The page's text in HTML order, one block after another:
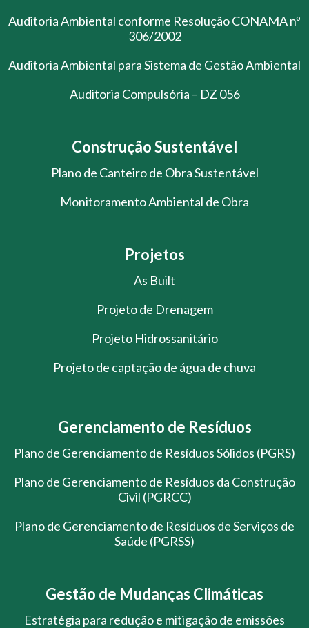
Auditoria Ambiental conforme Resolução CONAMA nº
306/2002
Auditoria Ambiental para Sistema de Gestão Ambiental
Auditoria Compulsória – DZ 056
Construção Sustentável
Plano de Canteiro de Obra Sustentável
Monitoramento Ambiental de Obra
Projetos
As Built
Projeto de Drenagem
Projeto Hidrossanitário
Projeto de captação de água de chuva
Gerenciamento de Resíduos
Plano de Gerenciamento de Resíduos Sólidos (PGRS)
Plano de Gerenciamento de Resíduos da Construção
Civil (PGRCC)
Plano de Gerenciamento de Resíduos de Serviços de
Saúde (PGRSS)
Gestão de Mudanças Climáticas
Estratégia para redução e mitigação de emissões